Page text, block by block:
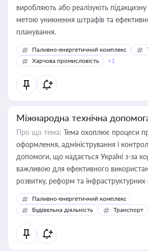
виробляють або реалізують
метою уникнення штрафів та
планування.
Паливно-енергетичний комплекс
Харчова промисловість
+1
Міжнародна технічна
Про що тема: Тема охоплює процеси
оформлення, адміністрування і
допомоги, що надається Україні з-за
важливою для ефективного
розвитку, реформ та інфраструктурних
Паливно-енергетичний комплекс
Будівельна діяльність
Транспорт